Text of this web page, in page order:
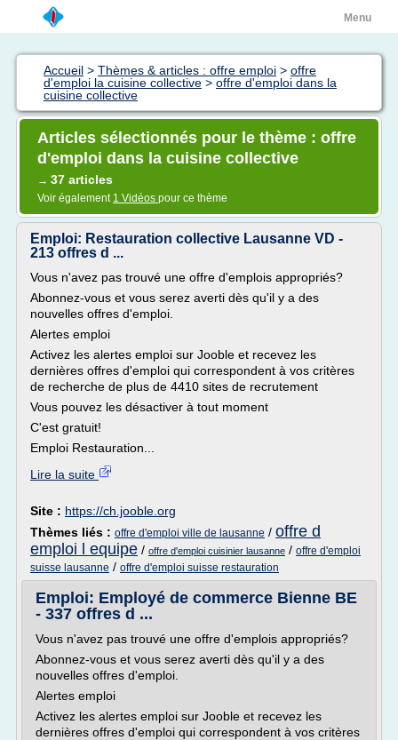
Menu
Accueil > Thèmes & articles : offre emploi > offre
d'emploi la cuisine collective > offre d'emploi dans la
cuisine collective
Articles sélectionnés pour le thème : offre
d'emploi dans la cuisine collective
→ 37 articles
Voir également 1 Vidéos pour ce thème
Emploi: Restauration collective Lausanne VD -
213 offres d ...
Vous n'avez pas trouvé une offre d'emplois appropriés?
Abonnez-vous et vous serez averti dès qu'il y a des
nouvelles offres d'emploi.
Alertes emploi
Activez les alertes emploi sur Jooble et recevez les
dernières offres d'emploi qui correspondent à vos critères
de recherche de plus de 4410 sites de recrutement
Vous pouvez les désactiver à tout moment
C'est gratuit!
Emploi Restauration...
Lire la suite
Site : https://ch.jooble.org
Thèmes liés : offre d'emploi ville de lausanne / offre d
emploi l equipe / offre d'emploi cuisinier lausanne / offre d'emploi
suisse lausanne / offre d'emploi suisse restauration
Emploi: Employé de commerce Bienne BE
- 337 offres d ...
Vous n'avez pas trouvé une offre d'emplois appropriés?
Abonnez-vous et vous serez averti dès qu'il y a des
nouvelles offres d'emploi.
Alertes emploi
Activez les alertes emploi sur Jooble et recevez les
dernières offres d'emploi qui correspondent à vos critères